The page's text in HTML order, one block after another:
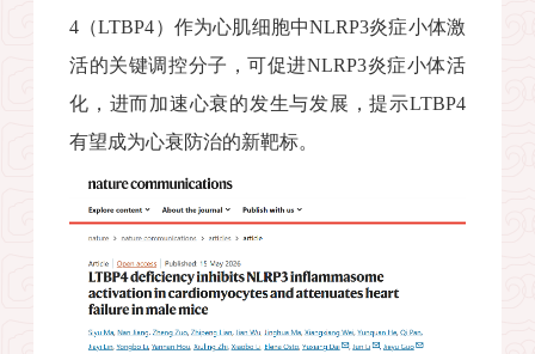
4 （LTBP4）作为心肌细胞中NLRP3炎症小体激
活的关键调控分子，可促进NLRP3炎症小体活
化，进而加速心衰的发生与发展，提示LTBP4
有望成为心衰防治的新靶标。